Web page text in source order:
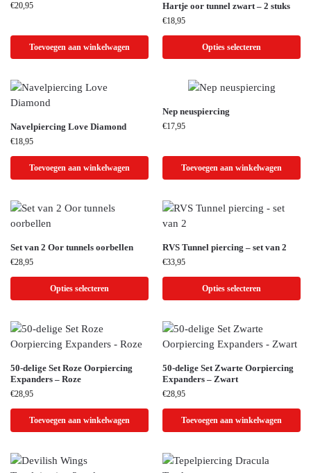
€20,95
Toevoegen aan winkelwagen
Hartje oor tunnel zwart – 2 stuks
€18,95
Opties selecteren
Navelpiercing Love Diamond
€18,95
Toevoegen aan winkelwagen
Nep neuspiercing
€17,95
Toevoegen aan winkelwagen
Set van 2 Oor tunnels oorbellen
€28,95
Opties selecteren
RVS Tunnel piercing – set van 2
€33,95
Opties selecteren
50-delige Set Roze Oorpiercing
Expanders – Roze
€28,95
Toevoegen aan winkelwagen
50-delige Set Zwarte Oorpiercing
Expanders – Zwart
€28,95
Toevoegen aan winkelwagen